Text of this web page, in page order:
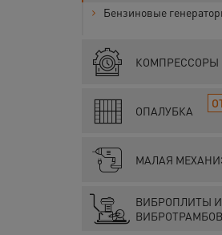
Бензиновые
КОМПРЕССОРЫ
ОПАЛУБКА
МАЛАЯ
ВИБРОПЛИТЫ И